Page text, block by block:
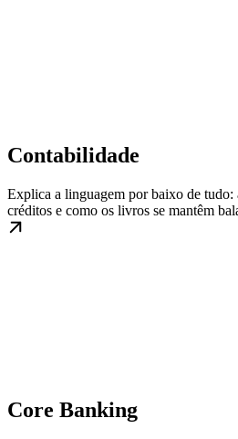
Contabilidade
Explica a linguagem por baixo de tudo:
créditos e como os livros se mantêm
Core Banking